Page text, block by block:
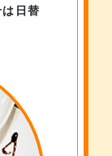
日替